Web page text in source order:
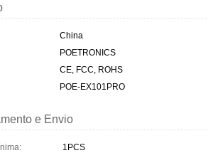
China
POETRONICS
CE, FCC, ROHS
POE-EX101PRO
e Envio
1PCS